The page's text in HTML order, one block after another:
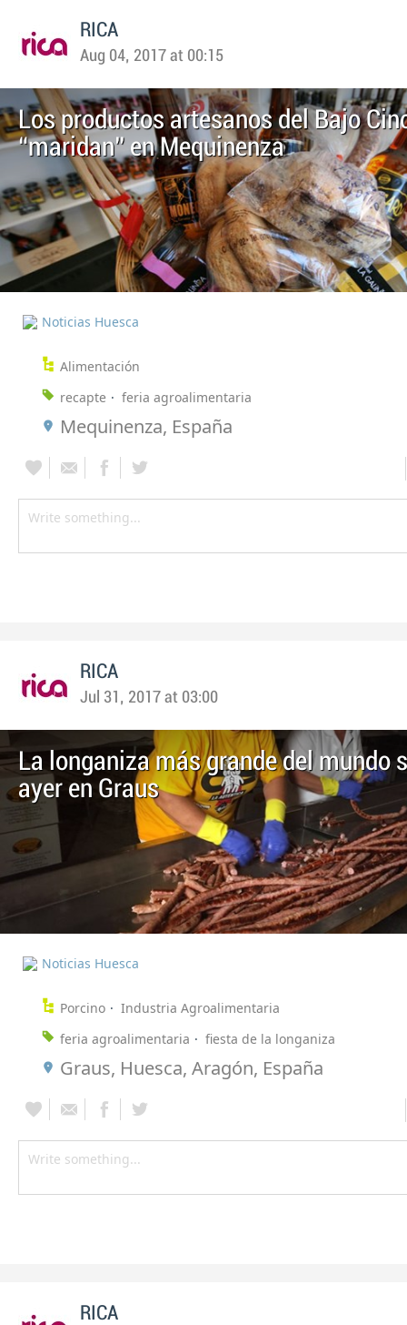
RICA
Aug 04, 2017 at 00:15
Los productos artesanos del Bajo
“maridan” en Mequinenza
Noticias Huesca
Alimentación
recapte
feria agroalimentaria
Mequinenza, España
RICA
Jul 31, 2017 at 03:00
La longaniza más grande del mundo
ayer en Graus
Noticias Huesca
Porcino
Industria Agroalimentaria
feria agroalimentaria
fiesta de la longaniza
Graus, Huesca, Aragón, España
RICA